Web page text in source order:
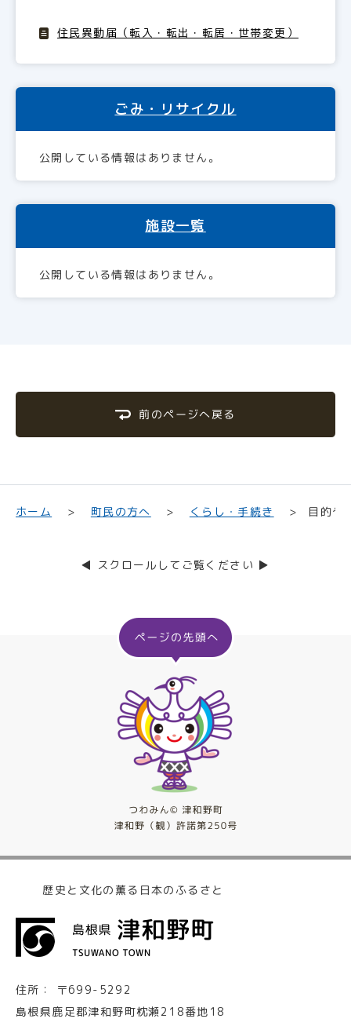
住民異動届（転入・転出・転居・世帯変更）
ごみ・リサイクル
公開している情報はありません。
施設一覧
公開している情報はありません。
前のページへ戻る
ホーム 町民の方へ くらし・手続き 目的や
◀ スクロールしてご覧ください ▶
歴史と文化の薫る日本のふるさと
住所：
〒699-5292
島根県鹿足郡津和野町枕瀬218番地18